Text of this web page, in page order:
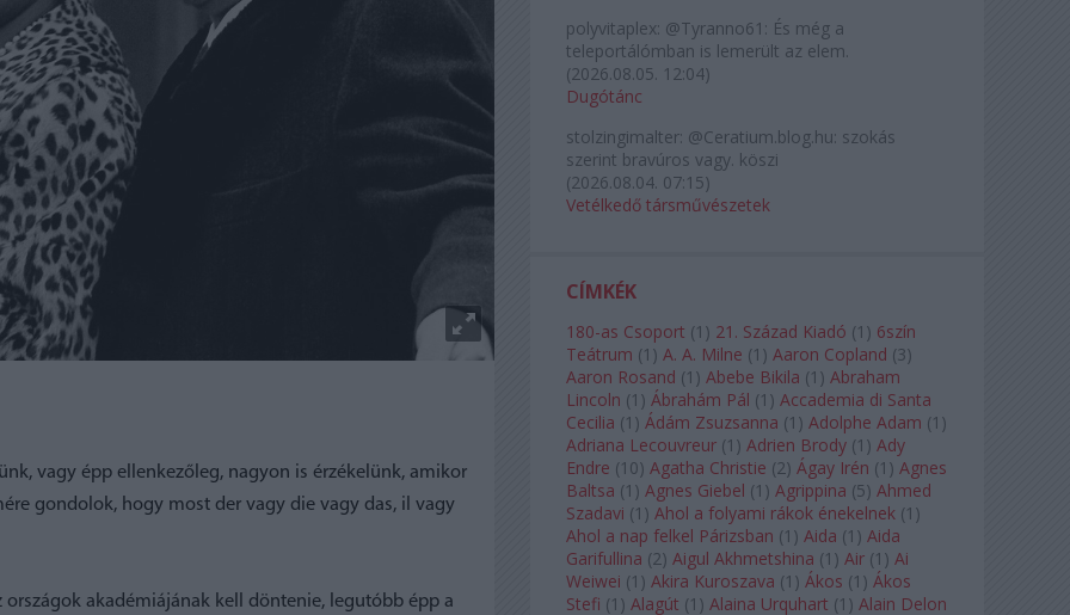
vagy épp ellenkezőleg, nagyon is érzékelünk, amikor
gondolok, hogy most der vagy die vagy das, il vagy
akadémiájának kell döntenie, legutóbb épp a
polyvitaplex: @Tyranno61: És még a
teleportálómban is lemerült az elem.
(2026.08.05. 12:04)
Dugótánc
stolzingimalter: @Ceratium.blog.hu: szokás
szerint bravúros vagy. köszi
(2026.08.04. 07:15)
Vetélkedő társművészetek
CÍMKÉK
180-as Csoport (1 ) 21. Század Kiadó (1 ) 6szín
Teátrum (1 ) A. A. Milne (1 ) Aaron Copland (3)
Aaron Rosand (1 ) Abebe Bikila (1 ) Abraham
Lincoln (1 ) Ábrahám Pál (1 ) Accademia di Santa
Cecilia (1 ) Ádám Zsuzsanna (1 ) Adolphe Adam (1 )
Adriana Lecouvreur (1 ) Adrien Brody (1 ) Ady
Endre (10) Agatha Christie (2) Ágay Irén (1 ) Agnes
Baltsa (1 ) Agnes Giebel (1 ) Agrippina (5) Ahmed
Szadavi (1 ) Ahol a folyami rákok énekelnek (1 )
Ahol a nap felkel Párizsban (1 ) Aida (1 ) Aida
Garifullina (2) Aigul Akhmetshina (1 ) Air (1 ) Ai
Weiwei (1 ) Akira Kuroszava (1 ) Ákos (1 ) Ákos
Stefi (1 ) Alagút (1 ) Alaina Urquhart (1 ) Alain Delon